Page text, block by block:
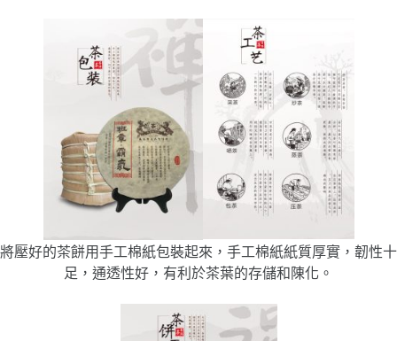
將壓好的茶餅用手工棉紙包裝起來，手工棉紙紙質厚實，韌性十
足，通透性好，有利於茶葉的存儲和陳化。